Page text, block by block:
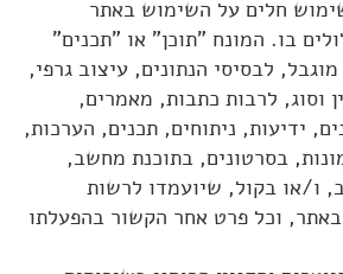
חלים על השימוש באתר
בו. המונח "תוכן" או "תכנים"
לבסיסי הנתונים, עיצוב גרפי,
וסוג, לרבות כתבות, מאמרים,
ידיעות, ניתוחים, תכנים, הערכות,
בסרטונים, בתוכנת מחשב,
ו/או בקול, שיועמדו לרשות
וכל פרט אחר הקשור בהפעלתו